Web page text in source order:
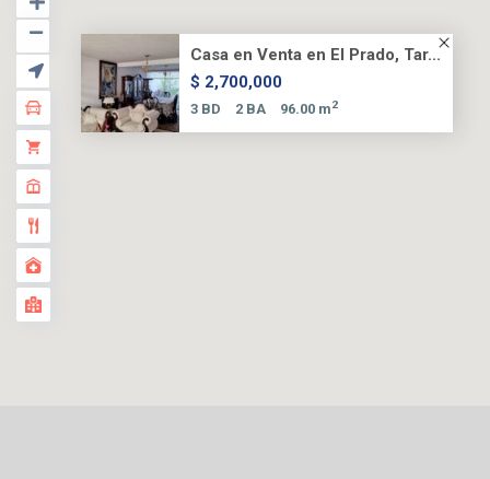
Casa en Venta en El Prado, Tar...
$ 2,700,000
3 BD 2 BA 96.00 m2